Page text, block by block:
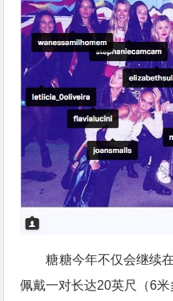
糖糖今年不仅会继续
佩戴一对长达20英尺（6米